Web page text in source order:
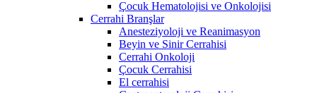
Çocuk Hematolojisi ve Onkolojisi
Cerrahi Branşlar
Anesteziyoloji ve Reanimasyon
Beyin ve Sinir Cerrahisi
Cerrahi Onkoloji
Çocuk Cerrahisi
El cerrahisi